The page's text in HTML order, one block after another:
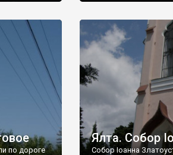
по дороге
Ялта. Собор
Собор Іоанна